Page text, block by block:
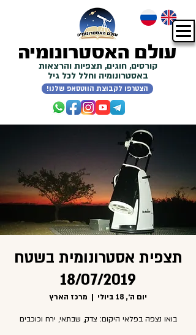
קורסים, חוגים, תצפיות והרצאות
באסטרונומיה וחלל לכל גיל
!הצטרפו לקבוצת הווטסאפ שלנו
תצפית אסטרונומית בשטח
18/07/2019
יום ה׳, 18 ביולי
  |
מרכז הארץ
בואו נצפה בפלאי היקום: צדק, שבתאי, ירח וכוכבים